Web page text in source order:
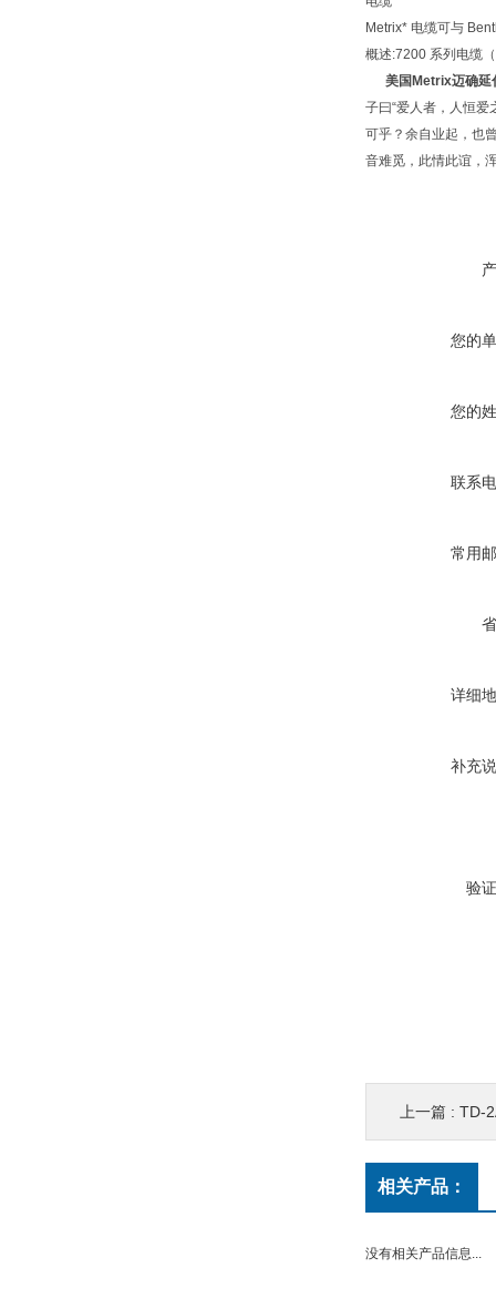
Metrix* 电缆可与
概述:7200 系列电缆
美国Metrix迈确延
子曰“爱人者，人恒
可乎？余自业起，也
音难觅，此情此谊，
您的
您的
联系
常用
详细
补充
验
上一篇 : TD-
相关产品：
没有相关产品信息...